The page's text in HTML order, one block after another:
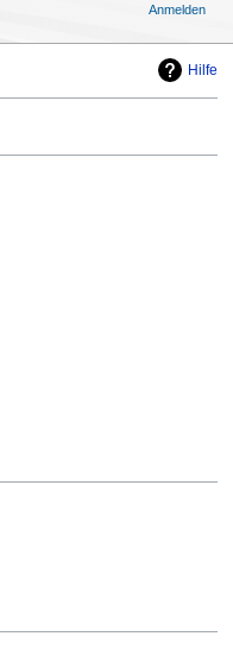
Hilfe
Anmelden